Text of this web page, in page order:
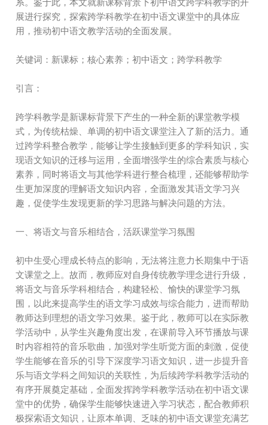
展进行探究，探索跨学科教学在初中语文课堂中的具体应
用，推动初中语文教学活动的全面发展。
关键词：新课标；核心素养；初中语文；跨学科教学
引言：
跨学科教学是新课标背景下产生的一种全新的课堂教学模
式，为传统枯燥、单调的初中语文课堂注入了新的活力。通
过跨学科整合教学，能够让学生接触到更多的学科知识，实
现语文知识的迁移与运用，全面增强学生的综合素质与核心
素养，同时将语文与其他学科进行整合梳理，还能够帮助学
生更加深度的理解语文知识内容，全面激发其语文学习兴
趣，促使学生发现更新的学习思路与解决问题的方法。
一、将语文与音乐相结合，活跃课堂学习氛围
初中生受心理成长特点的影响，无法将注意力长期集中于语
文课堂之上。故而，教师应对自身传统教学理念进行升级，
将语文与音乐学科相结合，构建轻松、愉快的课堂学习氛
围，以此来提高学生的语文学习成效与综合能力，进而帮助
教师达到理想的语文学习效果。鉴于此，教师可以在实际教
学活动中，从学生兴趣角度出发，在课前导入环节播放与课
时内容相符的音乐歌曲，加强对学生听觉方面的刺激，促使
学生能够在音乐的引导下深度学习语文知识，进一步提升音
乐与语文学科之间知识的关联性，为后续跨学科教学活动的
有序开展奠定基础，全面发挥跨学科教学活动在初中语文课
堂中的优势，确保学生能够快速进入学习状态，配合教师积
极探索语文知识，让原本单调、乏味的初中语文课堂充满艺